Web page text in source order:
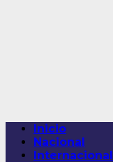
Menú
principal
Inicio
Nacional
Internacional